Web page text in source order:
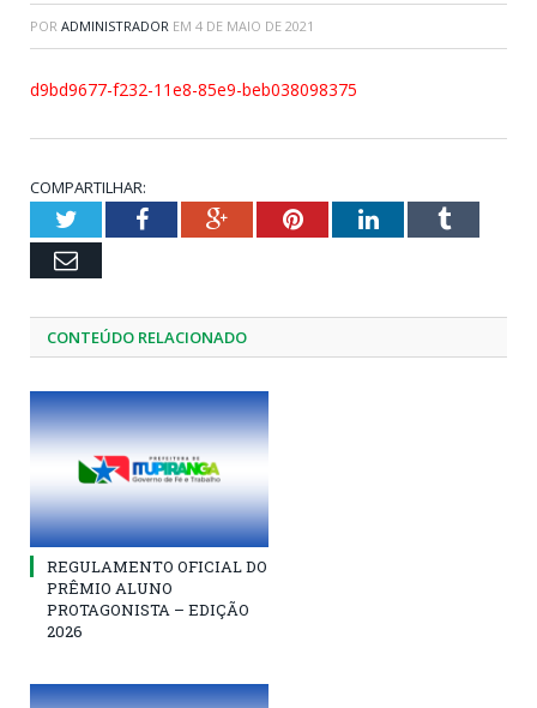
POR ADMINISTRADOR EM 4 DE MAIO DE 2021
d9bd9677-f232-11e8-85e9-beb038098375
COMPARTILHAR:
TwitterFacebookGoogle+PinterestLinkedInTumblr
Email
CONTEÚDO RELACIONADO
REGULAMENTO OFICIAL DO
PRÊMIO ALUNO
PROTAGONISTA – EDIÇÃO
2026